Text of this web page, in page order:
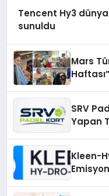
Tencent Hy3
sunuldu
Mars
SRV
Yapan
Kleen-